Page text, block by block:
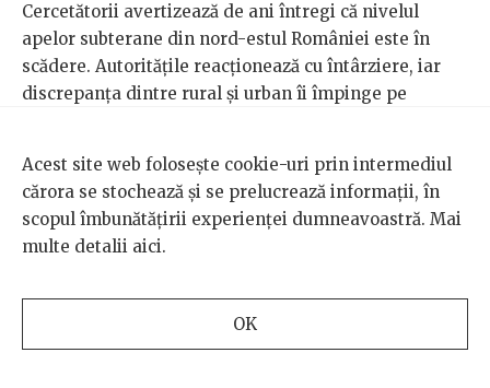
Cercetătorii avertizează de ani întregi că nivelul
apelor subterane din nord-estul României este în
scădere. Autoritățile reacționează cu întârziere, iar
discrepanța dintre rural și urban îi împinge pe
Despre noi
Personaje
Acest site web folosește cookie-uri prin intermediul
cărora se stochează și se prelucrează informații, în
scopul îmbunătățirii experienței dumneavoastră. Mai
multe detalii aici.
OK